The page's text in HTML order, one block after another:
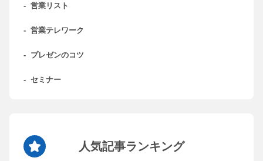
- 営業リスト
- 営業テレワーク
- プレゼンのコツ
- セミナー
人気記事ランキング